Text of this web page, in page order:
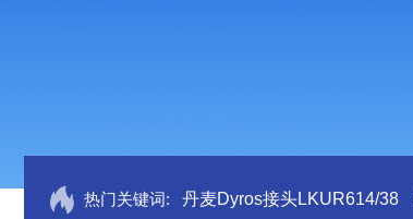
热门关键词: 丹麦Dyros接头LKUR614/38